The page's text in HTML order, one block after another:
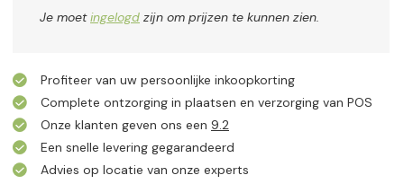
Je moetingelogd zijn om prijzen te kunnen zien.
Profiteer van uw persoonlijke inkoopkorting
Complete ontzorging in plaatsen en verzorging van POS
Onze klanten geven ons een 9.2
Een snelle levering gegarandeerd
Advies op locatie van onze experts